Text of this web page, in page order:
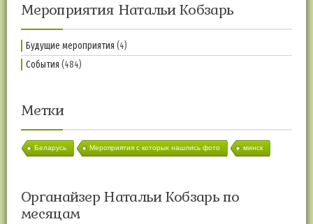
Мероприятия Натальи Кобзарь
Будущие мероприятия (4)
События (484)
Метки
Беларусь Мероприятия с которых нашлись фото минск
Органайзер Натальи Кобзарь по
месяцам